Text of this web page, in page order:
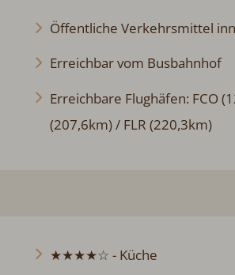
Öffentliche Verkehrsmittel
Erreichbar vom Busbahnhof
Erreichbare Flughäfen: FCO
(207,6km) / FLR (220,3km)
★★★★☆ - Küche